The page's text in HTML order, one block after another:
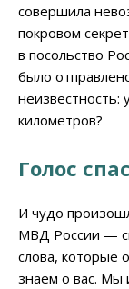
совершила
покровом
в посольство
было
неизвестность:
километров?
Голос
И чудо
МВД России —
слова, которые
знаем о вас. Мы